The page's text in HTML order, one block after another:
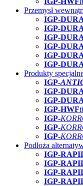
Przemysł
IGP-
IGP-
IGP-
IGP-
IGP-
IGP-
Produkty
IGP-
IGP-
IGP-
IGP-HWF
IGP-
IGP-
IGP-
Podłoża
IGP-
IGP-
IGP-
IGP-